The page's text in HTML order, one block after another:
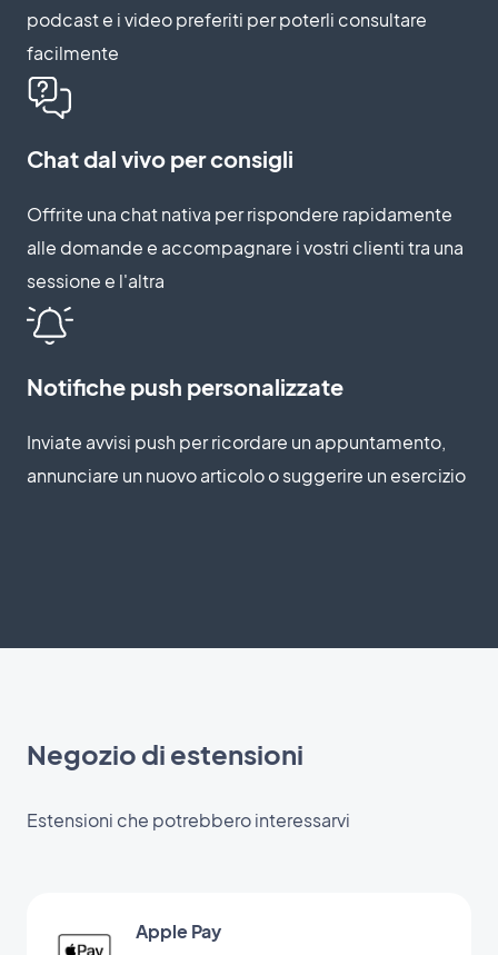
podcast e i video preferiti per poterli consultare
facilmente
Chat dal vivo per consigli
Offrite una chat nativa per rispondere rapidamente
alle domande e accompagnare i vostri clienti tra una
sessione e l'altra
Notifiche push personalizzate
Inviate avvisi push per ricordare un appuntamento,
annunciare un nuovo articolo o suggerire un esercizio
Negozio di estensioni
Estensioni che potrebbero interessarvi
Apple Pay